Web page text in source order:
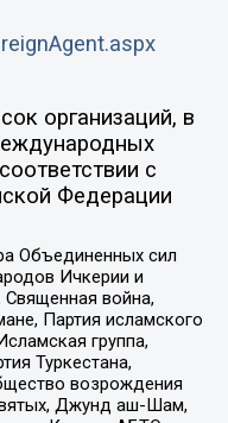
организаций, в
с
Федерации
Объединенных сил
Ичкерии и
Священная война,
Партия исламского
группа,
Туркестана,
возрождения
Джунд аш-Шам,